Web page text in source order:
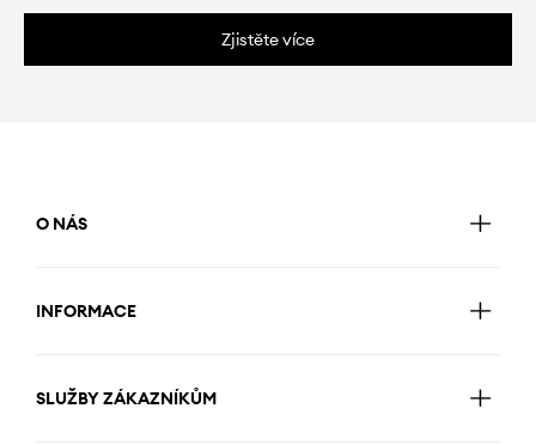
Zjistěte více
O NÁS
INFORMACE
SLUŽBY ZÁKAZNÍKŮM